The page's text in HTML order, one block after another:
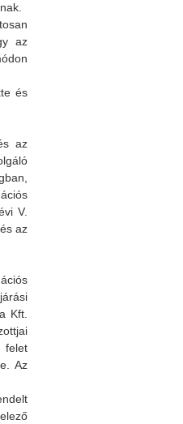
az
és
az
V.
az
Kft.
felet
Az